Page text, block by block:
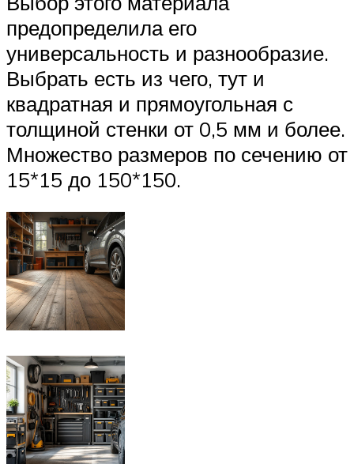
предопределила его
универсальность и разнообразие.
Выбрать есть из чего, тут и
квадратная и прямоугольная с
толщиной стенки от 0,5 мм и более.
Множество размеров по сечению от
15*15 до 150*150.